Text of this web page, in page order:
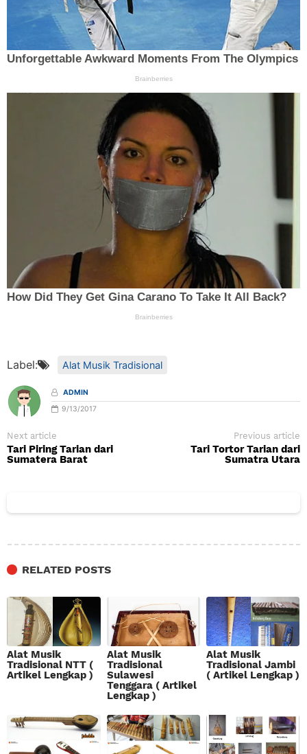
Label: Alat Musik Tradisional
ADMIN
9/13/2017
Next article
Tari Piring Tarian dari
Sumatera Barat
Previous article
Tari Tortor Tarian dari
Sumatra Utara
RELATED POSTS
Alat Musik
Tradisional NTT (
Artikel Lengkap )
Alat Musik
Tradisional
Sulawesi
Tenggara ( Artikel
Lengkap )
Alat Musik
Tradisional Jambi
( Artikel Lengkap )